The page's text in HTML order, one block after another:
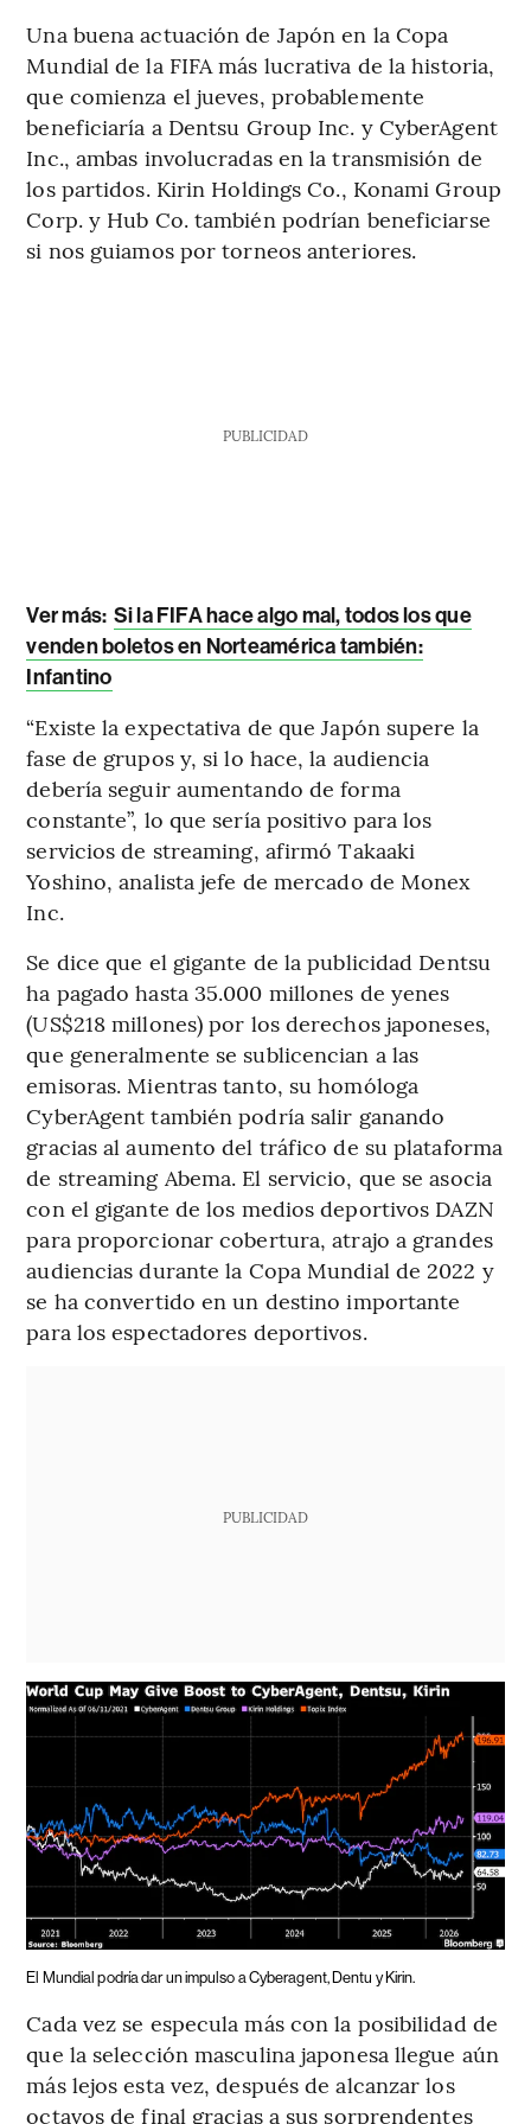
Una buena actuación de Japón en la Copa
Mundial de la FIFA más lucrativa de la historia,
que comienza el jueves, probablemente
beneficiaría a Dentsu Group Inc. y CyberAgent
Inc., ambas involucradas en la transmisión de
los partidos. Kirin Holdings Co., Konami Group
Corp. y Hub Co. también podrían beneficiarse
si nos guiamos por torneos anteriores.
PUBLICIDAD
Ver más: Si la FIFA hace algo mal, todos los que
venden boletos en Norteamérica también:
Infantino
“Existe la expectativa de que Japón supere la
fase de grupos y, si lo hace, la audiencia
debería seguir aumentando de forma
constante”, lo que sería positivo para los
servicios de streaming, afirmó Takaaki
Yoshino, analista jefe de mercado de Monex
Inc.
Se dice que el gigante de la publicidad Dentsu
ha pagado hasta 35.000 millones de yenes
(US$218 millones) por los derechos japoneses,
que generalmente se sublicencian a las
emisoras. Mientras tanto, su homóloga
CyberAgent también podría salir ganando
gracias al aumento del tráfico de su plataforma
de streaming Abema. El servicio, que se asocia
con el gigante de los medios deportivos DAZN
para proporcionar cobertura, atrajo a grandes
audiencias durante la Copa Mundial de 2022 y
se ha convertido en un destino importante
para los espectadores deportivos.
PUBLICIDAD
El Mundial podría dar un impulso a Cyberagent, Dentu y Kirin.
Cada vez se especula más con la posibilidad de
que la selección masculina japonesa llegue aún
más lejos esta vez, después de alcanzar los
octavos de final gracias a sus sorprendentes